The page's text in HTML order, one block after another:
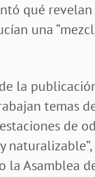
qué revelan
una
la
temas
de
naturalizable”,
la Asamblea